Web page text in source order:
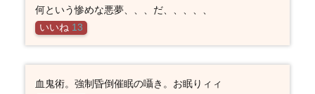
何という惨めな悪夢、、、だ、、、、、
いいね 13
血鬼術。強制昏倒催眠の囁き。お眠りィィ